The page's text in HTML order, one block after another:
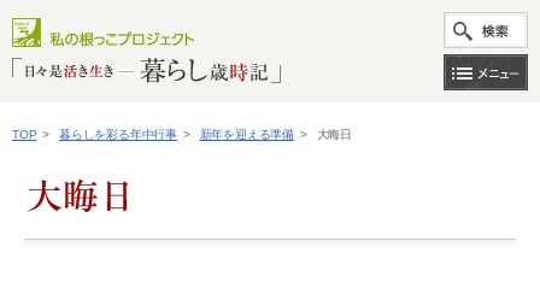
TOP > 暮らしを彩る年中行事 > 新年を迎える準備 > 大晦日